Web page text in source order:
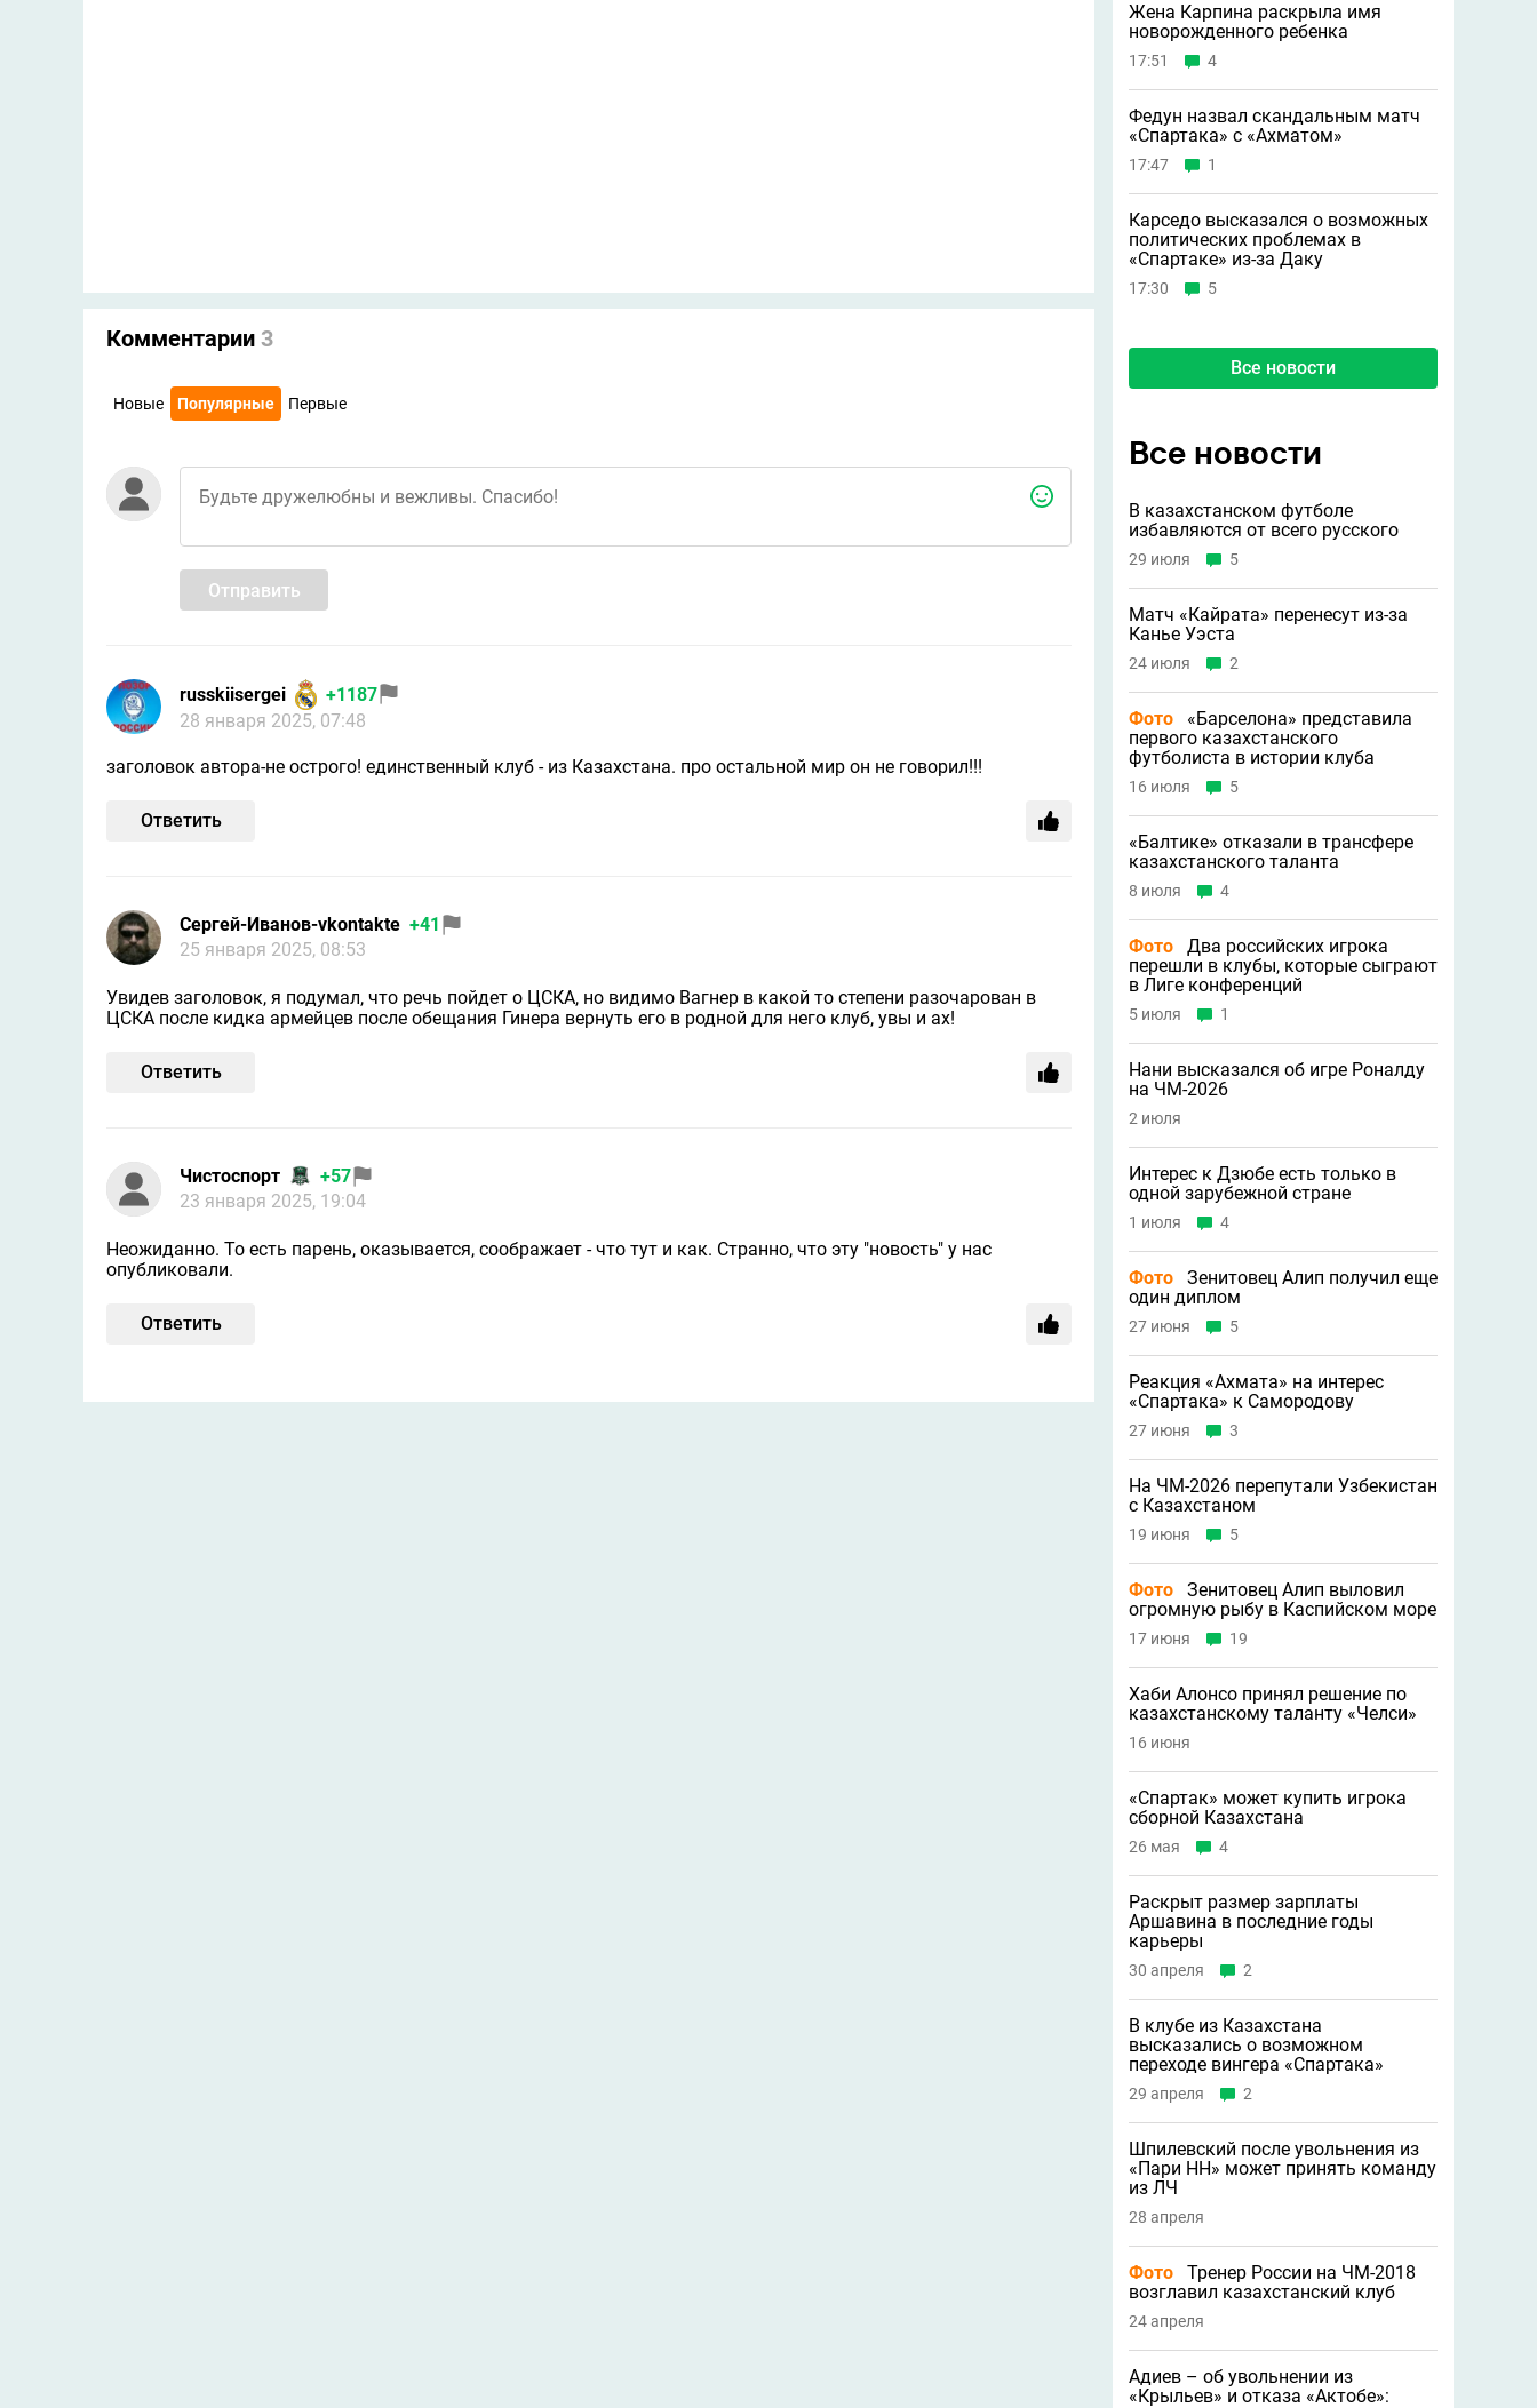
Комментарии 3
Новые Популярные Первые
Отправить
russkiisergei
+1187
28 января 2025, 07:48
заголовок автора-не острого! единственный клуб - из Казахстана. про остальной мир он не говорил!!!
Ответить
Сергей-Иванов-vkontakte +41
25 января 2025, 08:53
Увидев заголовок, я подумал, что речь пойдет о ЦСКА, но видимо Вагнер в какой то степени разочарован в
ЦСКА после кидка армейцев после обещания Гинера вернуть его в родной для него клуб, увы и ах!
Ответить
Чистоспорт
+57
23 января 2025, 19:04
Неожиданно. То есть парень, оказывается, соображает - что тут и как. Странно, что эту "новость" у нас
опубликовали.
Ответить
Жена Карпина раскрыла имя
новорождeнного ребeнка
17:51 4
Федун назвал скандальным матч
«Спартака» с «Ахматом»
17:47 1
Карседо высказался о возможных
политических проблемах в
«Спартаке» из-за Даку
17:30 5
Все новости
Все новости
В казахстанском футболе
избавляются от всего русского
29 июля 5
Матч «Кайрата» перенесут из-за
Канье Уэста
24 июля 2
Фото
«Барселона» представила
первого казахстанского
футболиста в истории клуба
16 июля 5
«Балтике» отказали в трансфере
казахстанского таланта
8 июля 4
Фото
Два российских игрока
перешли в клубы, которые сыграют
в Лиге конференций
5 июля 1
Нани высказался об игре Роналду
на ЧМ-2026
2 июля
Интерес к Дзюбе есть только в
одной зарубежной стране
1 июля 4
Фото
Зенитовец Алип получил еще
один диплом
27 июня 5
Реакция «Ахмата» на интерес
«Спартака» к Самородову
27 июня 3
На ЧМ-2026 перепутали Узбекистан
с Казахстаном
19 июня 5
Фото
Зенитовец Алип выловил
огромную рыбу в Каспийском море
17 июня 19
Хаби Алонсо принял решение по
казахстанскому таланту «Челси»
16 июня
«Спартак» может купить игрока
сборной Казахстана
26 мая 4
Раскрыт размер зарплаты
Аршавина в последние годы
карьеры
30 апреля 2
В клубе из Казахстана
высказались о возможном
переходе вингера «Спартака»
29 апреля 2
Шпилевский после увольнения из
«Пари НН» может принять команду
из ЛЧ
28 апреля
Фото
Тренер России на ЧМ-2018
возглавил казахстанский клуб
24 апреля
Адиев – об увольнении из
«Крыльев» и отказа «Актобе»: